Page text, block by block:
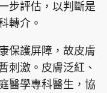
步評估，以判斷是
轉介。
保護屏障，故皮膚
刺激。皮膚泛紅、
醫學專科醫生，協